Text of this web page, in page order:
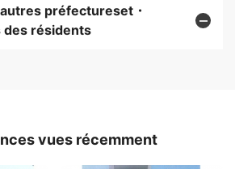
préfectureset・
résidents
vues récemment